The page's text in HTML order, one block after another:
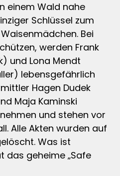
einem Wald nahe
Schlüssel zum
Bei
werden Frank
und Lona Mendt
lebensgefährlich
Hagen Dudek
Maja Kaminski
und stehen vor
Alle Akten wurden auf
Was ist
das geheime „Safe